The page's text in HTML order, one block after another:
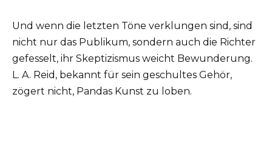
Und wenn die letzten Töne verklungen sind, sind
nicht nur das Publikum, sondern auch die Richter
gefesselt, ihr Skeptizismus weicht Bewunderung.
L. A. Reid, bekannt für sein geschultes Gehör,
zögert nicht, Pandas Kunst zu loben.